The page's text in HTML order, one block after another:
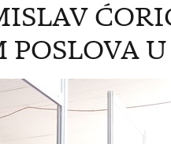
POSLOVA